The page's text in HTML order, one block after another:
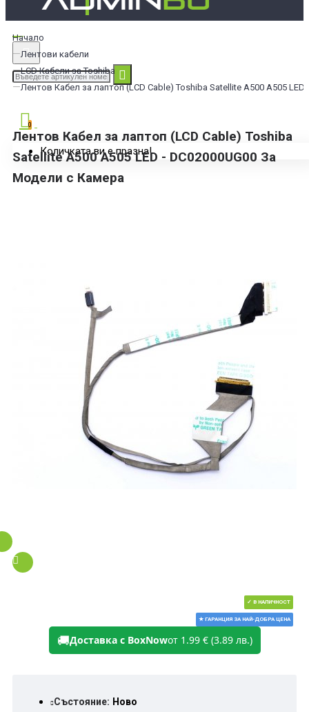
0
Количката ви е празна!
Начало
Лентови кабели
LCD Кабели за Toshiba
Лентов Кабел за лаптоп (LCD Cable) Toshiba Satellite A500 A505
Лентов Кабел за лаптоп (LCD Cable) Toshiba
Satellite A500 A505 LED - DC02000UG00 За
Модели с Камера
✓ В НАЛИЧНОСТ
★ ГАРАНЦИЯ ЗА НАЙ-ДОБРА ЦЕНА
🚚Доставка с BoxNowот 1.99 € (3.89 лв.)
Състояние: Ново